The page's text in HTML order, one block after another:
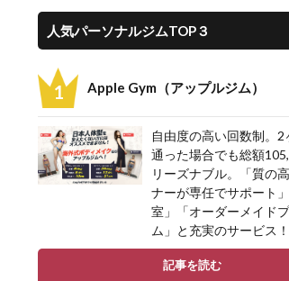
人気パーソナルジムTOP３
Apple Gym（アップルジム）
自由度の高い回数制。2
通った場合でも総額
リーズナブル。「質の
ナーが専任でサポート
室」「オーダーメイド
ム」と充実のサービス！
記事を読む